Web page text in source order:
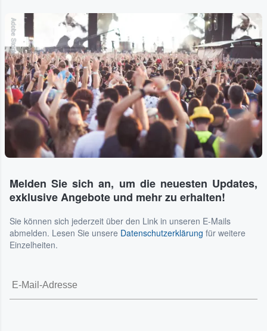
Adobe Stock
Melden Sie sich an, um die neuesten Updates,
exklusive Angebote und mehr zu erhalten!
Sie können sich jederzeit über den Link in unseren E-Mails
abmelden. Lesen Sie unsere Datenschutzerklärung für weitere
Einzelheiten.